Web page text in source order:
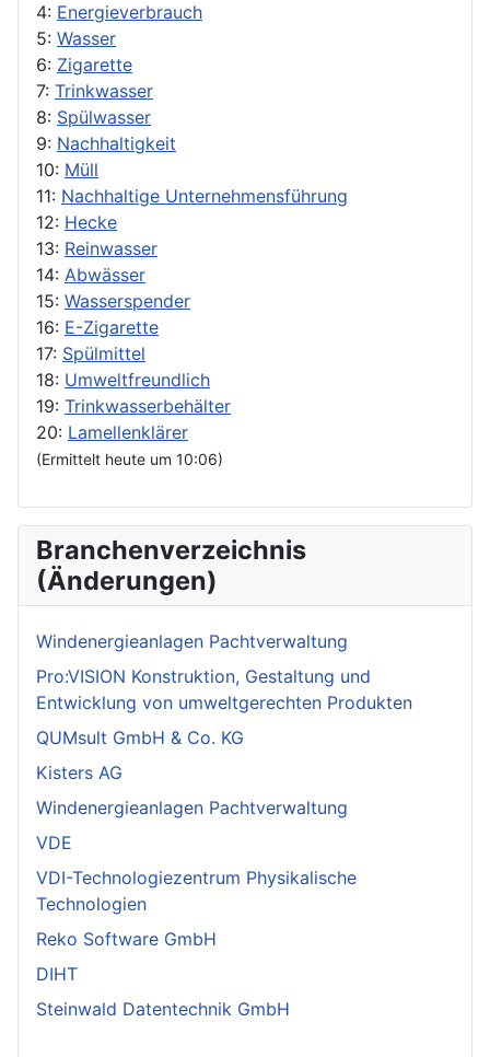
4: Energieverbrauch
5: Wasser
6: Zigarette
7: Trinkwasser
8: Spülwasser
9: Nachhaltigkeit
10: Müll
11: Nachhaltige Unternehmensführung
12: Hecke
13: Reinwasser
14: Abwässer
15: Wasserspender
16: E-Zigarette
17: Spülmittel
18: Umweltfreundlich
19: Trinkwasserbehälter
20: Lamellenklärer
(Ermittelt heute um 10:06)
Branchenverzeichnis
(Änderungen)
Windenergieanlagen Pachtverwaltung
Pro:VISION Konstruktion, Gestaltung und
Entwicklung von umweltgerechten Produkten
QUMsult GmbH & Co. KG
Kisters AG
Windenergieanlagen Pachtverwaltung
VDE
VDI-Technologiezentrum Physikalische
Technologien
Reko Software GmbH
DIHT
Steinwald Datentechnik GmbH